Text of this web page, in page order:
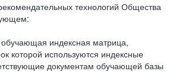
технологий Общества
индексная матрица,
которой используются индексные
документам обучающей базы